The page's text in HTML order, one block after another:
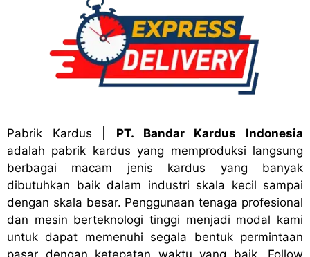
Pabrik Kardus
PT. Bandar Kardus Indonesia
adalah pabrik kardus yang memproduksi langsung
berbagai macam jenis kardus yang banyak
dibutuhkan baik dalam industri skala kecil sampai
dengan skala besar. Penggunaan tenaga profesional
dan mesin berteknologi tinggi menjadi modal kami
untuk dapat memenuhi segala bentuk permintaan
pasar dengan ketepatan waktu yang baik. Follow